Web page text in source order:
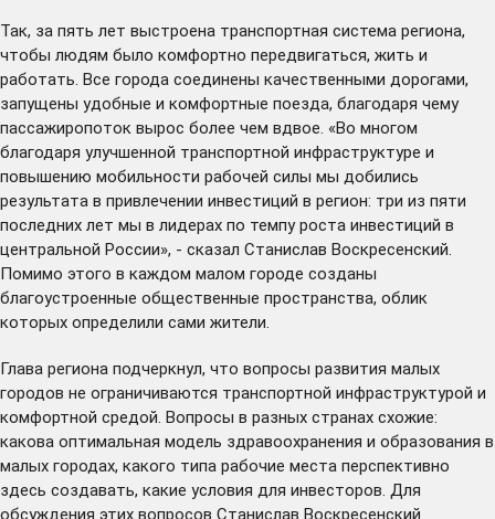
Так, за пять лет выстроена транспортная система региона,
чтобы людям было комфортно передвигаться, жить и
работать. Все города соединены качественными дорогами,
запущены удобные и комфортные поезда, благодаря чему
пассажиропоток вырос более чем вдвое. «Во многом
благодаря улучшенной транспортной инфраструктуре и
повышению мобильности рабочей силы мы добились
результата в привлечении инвестиций в регион: три из пяти
последних лет мы в лидерах по темпу роста инвестиций в
центральной России», - сказал Станислав Воскресенский.
Помимо этого в каждом малом городе созданы
благоустроенные общественные пространства, облик
которых определили сами жители.
Глава региона подчеркнул, что вопросы развития малых
городов не ограничиваются транспортной инфраструктурой и
комфортной средой. Вопросы в разных странах схожие:
какова оптимальная модель здравоохранения и образования в
малых городах, какого типа рабочие места перспективно
здесь создавать, какие условия для инвесторов. Для
обсуждения этих вопросов Станислав Воскресенский